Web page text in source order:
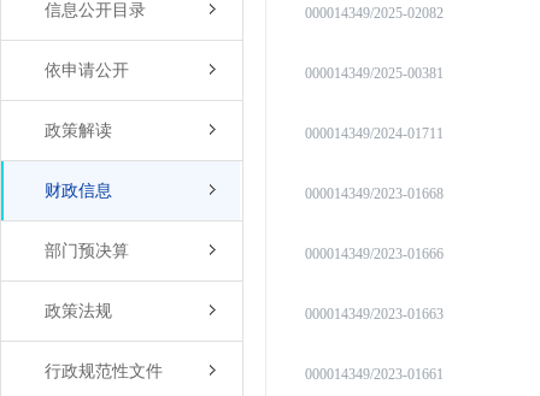
信息公开目录
依申请公开
政策解读
财政信息
部门预决算
政策法规
行政规范性文件
000014349/2025-02082
000014349/2025-00381
000014349/2024-01711
000014349/2023-01668
000014349/2023-01666
000014349/2023-01663
000014349/2023-01661